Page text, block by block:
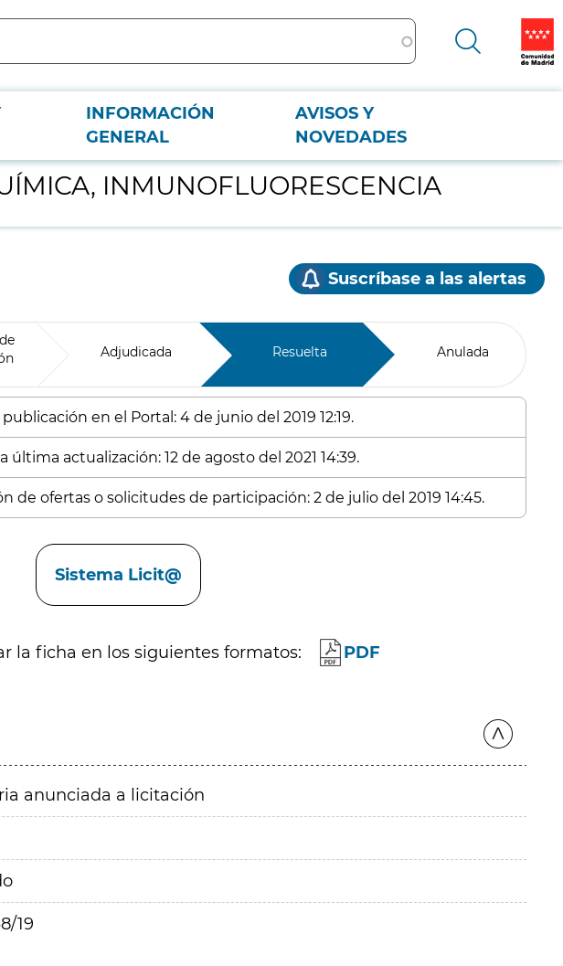
INFORMACIÓN
GENERAL
AVISOS Y
NOVEDADES
INMUNOFLUORESCENCIA
Suscríbase a las alertas
Adjudicada Resuelta Anulada
en el Portal: 4 de junio del 2019 12:19.
última actualización: 12 de agosto del 2021 14:39.
de ofertas o solicitudes de participación: 2 de julio del 2019 14:45.
Sistema Licit@
la ficha en los siguientes formatos: PDF
anunciada a licitación
19